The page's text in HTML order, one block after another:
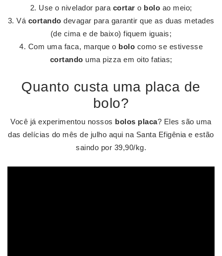
Use o nivelador para cortar o bolo ao meio;
Vá cortando devagar para garantir que as duas metades
(de cima e de baixo) fiquem iguais;
Com uma faca, marque o bolo como se estivesse
cortando uma pizza em oito fatias;
Quanto custa uma placa de
bolo?
Você já experimentou nossos bolos placa? Eles são uma
das delícias do mês de julho aqui na Santa Efigênia e estão
saindo por 39,90/kg.